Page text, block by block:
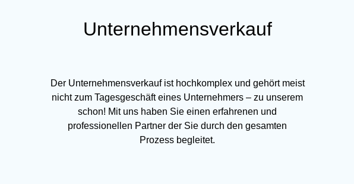
Unternehmensverkauf
Der Unternehmensverkauf ist hochkomplex und gehört meist
nicht zum Tagesgeschäft eines Unternehmers – zu unserem
schon! Mit uns haben Sie einen erfahrenen und
professionellen Partner der Sie durch den gesamten
Prozess begleitet.